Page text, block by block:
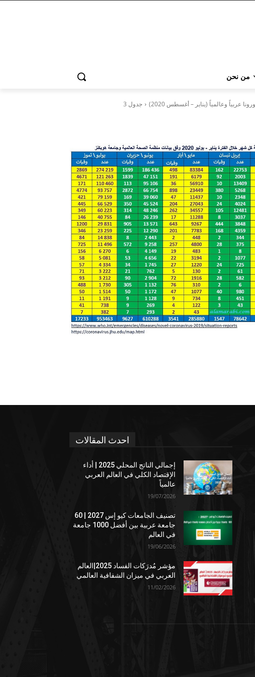
من نحن
جدول 3
احدث المقالات
إجمالي الناتج المحلي 2025 | أداء
الإقتصاد الكلي في العالم العربي
عالمياً
19/07/2026
تصنيف الجامعات كيو إس 2027 | 60
جامعة عربية بين أفضل 1000 جامعة
في العالم
19/06/2026
مؤشر مُدرَكات الفساد 2025|العالم
العربي في ميزان الشفافية العالمي
11/02/2026